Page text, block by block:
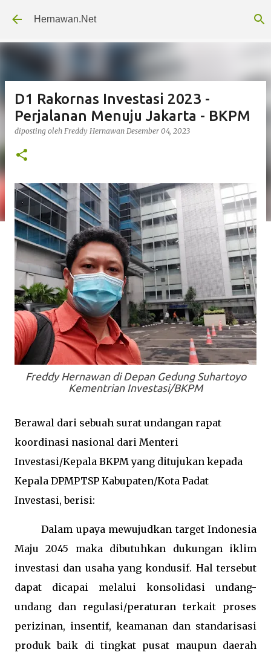
Langsung ke konten utama
Hernawan.Net
D1 Rakornas Investasi 2023 -
Perjalanan Menuju Jakarta - BKPM
diposting oleh Freddy Hernawan Desember 04, 2023
Freddy Hernawan di Depan Gedung Suhartoyo
Kementrian Investasi/BKPM
Berawal dari sebuah surat undangan rapat
koordinasi nasional dari Menteri
Investasi/Kepala BKPM yang ditujukan kepada
Kepala DPMPTSP Kabupaten/Kota Padat
Investasi, berisi:
Dalam upaya mewujudkan target Indonesia
Maju 2045 maka dibutuhkan dukungan iklim
investasi dan usaha yang kondusif. Hal tersebut
dapat dicapai melalui konsolidasi undang-
undang dan regulasi/peraturan terkait proses
perizinan, insentif, keamanan dan standarisasi
produk baik di tingkat pusat maupun daerah